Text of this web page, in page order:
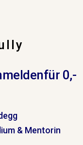
für 0,-
& Mentorin